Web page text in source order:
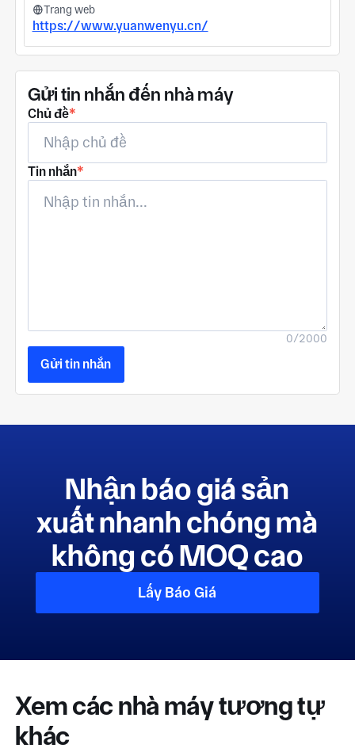
Trang web
https://www.yuanwenyu.cn/
Gửi tin nhắn đến nhà máy
Chủ đề*
Tin nhắn*
0/2000
Gửi tin nhắn
Nhận báo giá sản
xuất nhanh chóng mà
không có MOQ cao
Lấy Báo Giá
Xem các nhà máy tương tự
khác